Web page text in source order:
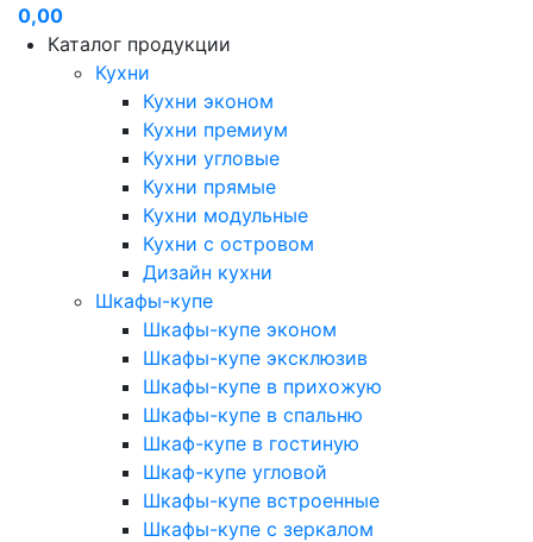
0,00
Каталог продукции
Кухни
Кухни эконом
Кухни премиум
Кухни угловые
Кухни прямые
Кухни модульные
Кухни с островом
Дизайн кухни
Шкафы-купе
Шкафы-купе эконом
Шкафы-купе эксклюзив
Шкафы-купе в прихожую
Шкафы-купе в спальню
Шкаф-купе в гостиную
Шкаф-купе угловой
Шкафы-купе встроенные
Шкафы-купе с зеркалом